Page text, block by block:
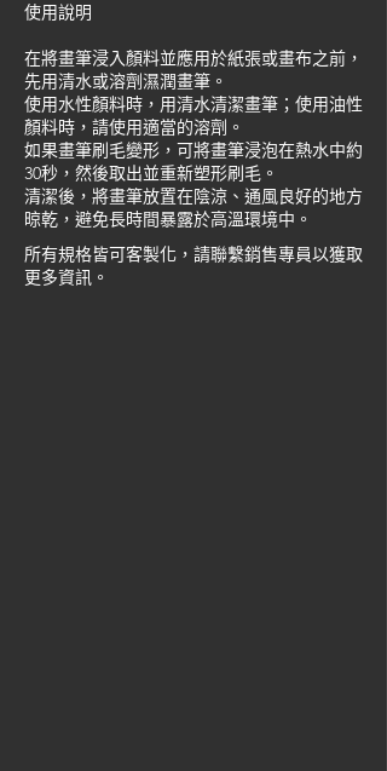
使用說明
在將畫筆浸入顏料並應用於紙張或畫布之前，
先用清水或溶劑濕潤畫筆。
使用水性顏料時，用清水清潔畫筆；使用油性
顏料時，請使用適當的溶劑。
如果畫筆刷毛變形，可將畫筆浸泡在熱水中約
30秒，然後取出並重新塑形刷毛。
清潔後，將畫筆放置在陰涼、通風良好的地方
晾乾，避免長時間暴露於高溫環境中。
所有規格皆可客製化，請聯繫銷售專員以獲取
更多資訊。